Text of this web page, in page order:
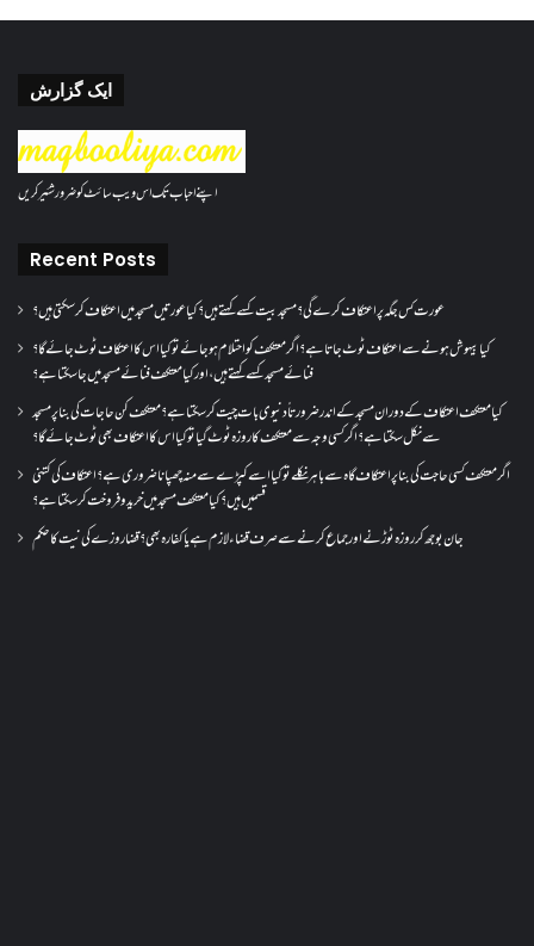
ایک گزارش
اپنے احباب تک اس ویب سائٹ کو ضرور شئیر کریں
Recent Posts
عورت کس جگہ پر اعتکاف کرے گی؟مسجد بیت کسے کہتے ہیں؟کیا عورتیں مسجد میں اعتکاف کر سکتی ہیں؟
کیا بیہوش ہونے سے اعتکاف ٹوٹ جاتا ہے؟ اگر معتکف کو احتلام ہو جائے تو کیا اس کا اعتکاف ٹوٹ جائے گا؟
فنائے مسجد کسے کہتے ہیں ، اور کیا معتکف فنائے مسجد میں جا سکتا ہے؟
کیا معتکف اعتکاف کے دوران مسجد کے اندر ضرورتاً دنیوی بات چیت کر سکتا ہے؟معتکف کن حاجات کی بنا پر مسجد
سے نکل سکتا ہے؟ اگر کسی وجہ سے معتکف کا روزہ ٹوٹ گیا تو کیا اس کا اعتکاف بھی ٹوٹ جائے گا؟
اگر معتکف کسی حاجت کی بنا پر اعتکاف گاہ سے باہر نکلے تو کیا اسے کپڑے سے منہ چھپانا ضروری ہے؟اعتکاف کی کتنی
قسمیں ہیں؟کیا معتکف مسجد میں خرید و فروخت کر سکتا ہے؟
جان بوجھ کر روزہ ٹوڑنے اور جماع کرنے سے صرف قضاء لازم ہے یا کفارہ بھی؟ قضا روزے کی نیت کا حکم